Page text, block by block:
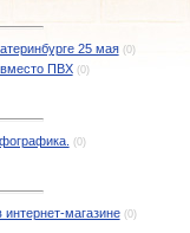
25 мая (0)
вместо ПВХ (0)
(0)
магазине (0)